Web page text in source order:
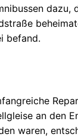
dazu,
befand.
an den
waren,